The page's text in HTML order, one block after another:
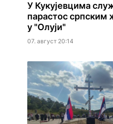
У Кукујевцима
парастос српским
у "Олуји"
07. август 20:14